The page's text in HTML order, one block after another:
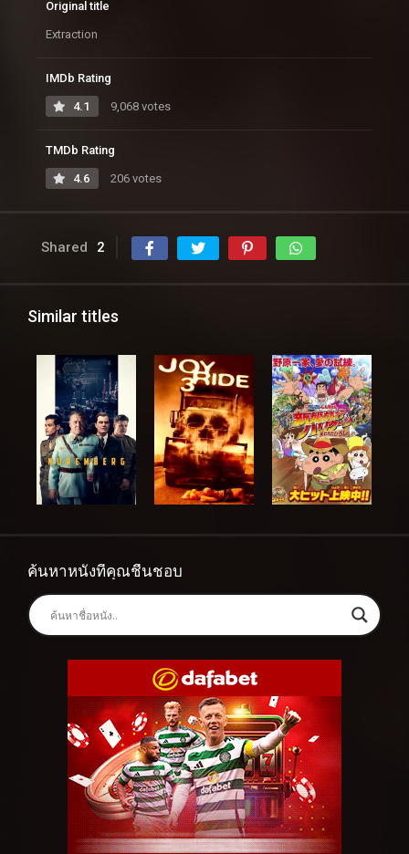
Original title
Extraction
IMDb Rating
4.1 9,068 votes
TMDb Rating
4.6 206 votes
Shared 2
Similar titles
ค้นหาหนังที่คุณชื่นชอบ